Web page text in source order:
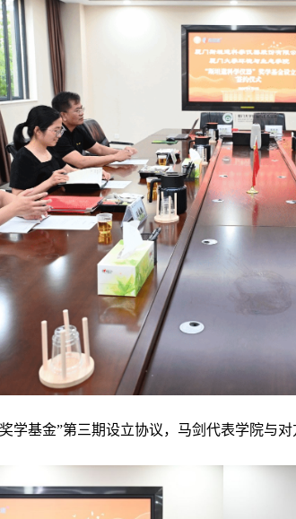
学基金”第三期设立协议，马剑代表学院与